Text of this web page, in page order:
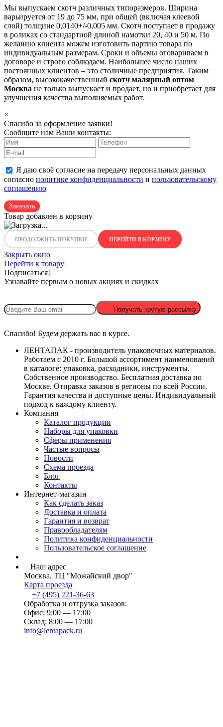
Мы выпускаем скотч различных типоразмеров. Ширина
варьируется от 19 до 75 мм, при общей (включая клеевой
слой) толщине 0,0140+/-0,005 мм. Скотч поступает в продажу
в роликах со стандартной длиной намотки 20, 40 и 50 м. По
желанию клиента можем изготовить партию товара по
индивидуальным размерам. Сроки и объемы оговариваем в
договоре и строго соблюдаем. Наибольшее число наших
постоянных клиентов – это столичные предприятия. Таким
образом, высококачественный скотч малярный оптом
Москва не только выпускает и продает, но и приобретает для
улучшения качества выполняемых работ.
×
Спасибо за оформление заявки!
Сообщите нам Ваши контакты:
Я даю своё согласие на передачу персональных данных
согласно политике конфиденциальности и пользовательскому
соглашению
Заказать
Товар добавлен в корзину
ПРОДОЛЖИТЬ ПОКУПКИ ПЕРЕЙТИ В КОРЗИНУ
Закрыть окно
Перейти к товару
Подписаться!
Узнавайте первым о новых акциях и скидках
Получать крутую рассылку
Спасибо! Будем держать вас в курсе.
ЛЕНТАПАК - производитель упаковочных материалов.
Работаем с 2010 г. Большой ассортимент наименований
в каталоге: упаковка, расходники, инструменты.
Собственное производство. Бесплатная доставка по
Москве. Отправка заказов в регионы по всей России.
Гарантия качества и доступные цены. Индивидуальный
подход к каждому клиенту.
Компания
Каталог продукции
Наборы для упаковки
Сферы применения
Частые вопросы
Новости
Схема проезда
Блог
Контакты
Интернет-магазин
Как сделать заказ
Доставка и оплата
Гарантия и возврат
Правообладателям
Политика конфиденциальности
Пользовательское соглашение
Наш адрес
Москва, ТЦ "Можайский двор"
Карта проезда
+7 (495) 221-36-63
Обработка и отгрузка заказов:
Офис: 9:00 — 17:00
Склад: 8:00 — 17:00
info@lentapack.ru